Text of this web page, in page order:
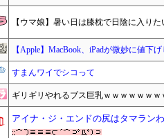
【ウマ娘】暑い日は膝枕で日陰に入り
【Apple】MacBook、iPadが微妙に値下
すまんワイでシコって
ギリギリやれるブス巨乳ｗｗｗｗｗｗｗ
アイナ・ジ・エンドの尻はタマランわ